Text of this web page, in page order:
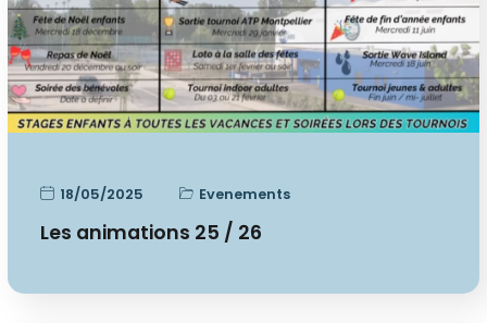
18/05/2025 Evenements
Les animations 25 / 26